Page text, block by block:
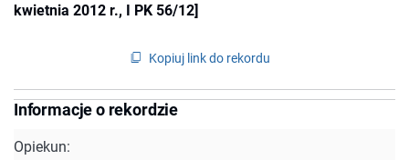
kwietnia 2012 r., I PK 56/12]
Kopiuj link do rekordu
Informacje o rekordzie
Opiekun: